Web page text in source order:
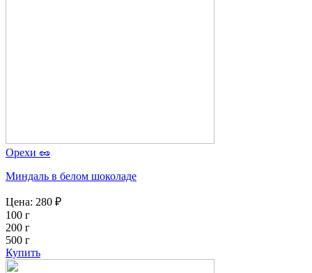
Орехи 🥜
Миндаль в белом шоколаде
Цена: 280 ₽
100 г
200 г
500 г
Купить